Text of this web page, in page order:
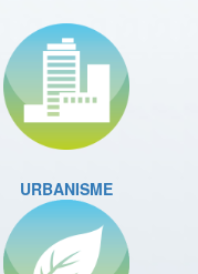
URBANISME